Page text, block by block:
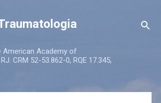
American Academy of
CRM 52-53.862-0, RQE 17.345,